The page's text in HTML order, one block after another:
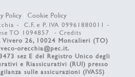
Policy |Cookie Policy
- C.F. e P. IVA 09961880011 -
TO 1094857 - Credits
Vivero 26, 10024 Moncalieri (TO)
orecchia@pec.it.
sez E del Registro Unico degli
e Riassicurativi (RUI) presso
sulle assicurazioni (IVASS)